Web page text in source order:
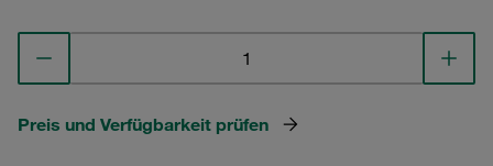
Preis und Verfügbarkeit prüfen